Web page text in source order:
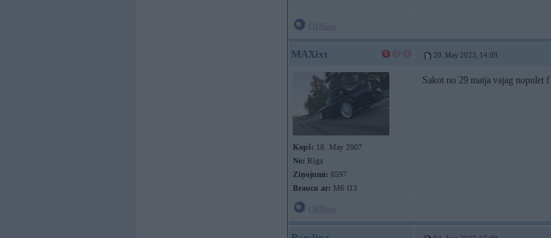
MAXixt 20. May 2023, 14:09
Kopš: 18. May 2007
No: Rīga
Ziņojumi: 6597
Braucu ar: M6 f13
Sakot no 29 maija vajag nopulet